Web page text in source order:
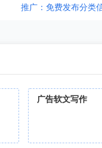
推广：免费发布分类
广告软文写作